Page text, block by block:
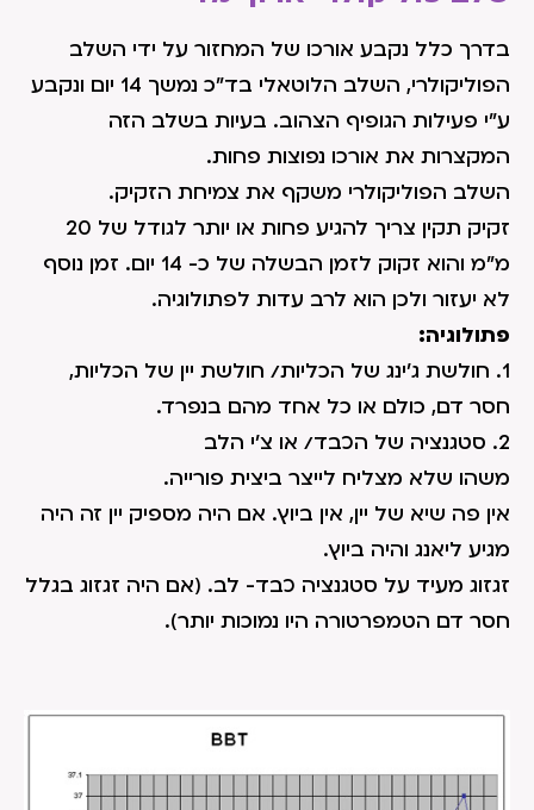
בדרך כלל נקבע אורכו של המחזור על ידי השלב
הפוליקולרי, השלב הלוטאלי בד"כ נמשך 14 יום ונקבע
ע"י פעילות הגופיף הצהוב. בעיות בשלב הזה
המקצרות את אורכו נפוצות פחות.
השלב הפוליקולרי משקף את צמיחת הזקיק.
זקיק תקין צריך להגיע פחות או יותר לגודל של 20
מ"מ והוא זקוק לזמן הבשלה של כ- 14 יום. זמן נוסף
לא יעזור ולכן הוא לרב עדות לפתולוגיה.
פתולוגיה:
1. חולשת ג'ינג של הכליות/ חולשת יין של הכליות,
חסר דם, כולם או כל אחד מהם בנפרד.
2. סטגנציה של הכבד/ או צ'י הלב
משהו שלא מצליח לייצר ביצית פורייה.
אין פה שיא של יין, אין ביוץ. אם היה מספיק יין זה היה
מגיע ליאנג והיה ביוץ.
זגזוג מעיד על סטגנציה כבד- לב. (אם היה זגזוג בגלל
חסר דם הטמפרטורה היו נמוכות יותר).